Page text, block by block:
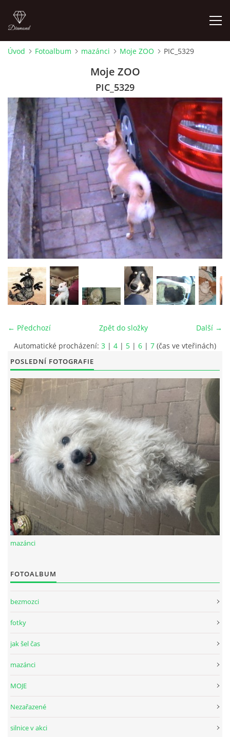
Pepouch
+420605716650
pepouch@seznam.cz
© 2026 eStránky.cz | Aktualizováno: 26. 6. 2026| Nahoru ↑
Úvod Fotoalbum mazánci Moje ZOO PIC_5329
Moje ZOO
PIC_5329
← Předchozí Další →
Zpět do složky
Automatické procházení: 3 | 4 | 5 | 6 | 7 (čas ve vteřinách)
POSLEDNÍ FOTOGRAFIE
mazánci
FOTOALBUM
bezmozci
fotky
jak šel čas
mazánci
MOJE
Nezařazené
silnice v akci